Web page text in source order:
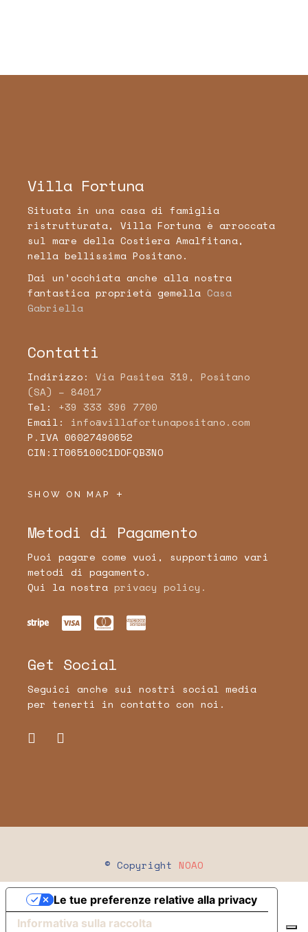
Villa Fortuna
Situata in una casa di famiglia
ristrutturata, Villa Fortuna è arroccata
sul mare della Costiera Amalfitana,
nella bellissima Positano.
Dai un’occhiata anche alla nostra
fantastica proprietà gemella Casa
Gabriella
Contatti
Indirizzo: Via Pasitea 319, Positano
(SA) – 84017
Tel: +39 333 396 7700
Email: info@villafortunapositano.com
P.IVA 06027490652
CIN:IT065100C1DOFQB3NO
SHOW ON MAP
Metodi di Pagamento
Puoi pagare come vuoi, supportiamo vari
metodi di pagamento.
Qui la nostra privacy policy.
Get Social
Seguici anche sui nostri social media
per tenerti in contatto con noi.
© Copyright NOAO
Informativa sulla raccolta
Le tue preferenze relative alla privacy